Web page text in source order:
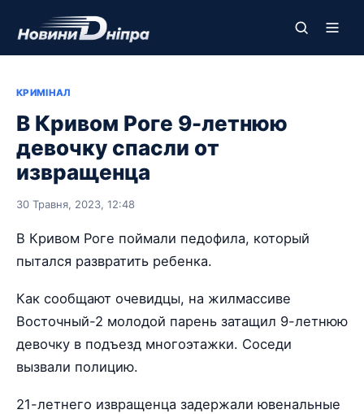
КРИМІНАЛ
В Кривом Роге 9-летнюю
девочку спасли от
извращенца
30 Травня, 2023, 12:48
В Кривом Роге поймали педофила, который
пытался развратить ребенка.
Как сообщают очевидцы, на жилмассиве
Восточный-2 молодой парень затащил 9-летнюю
девочку в подъезд многоэтажки. Соседи
вызвали полицию.
21-летнего извращенца задержали ювенальные